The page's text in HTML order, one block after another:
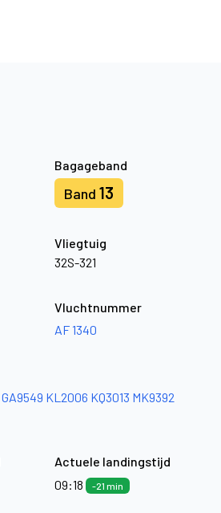
Bagageband
Band 13
Vliegtuig
32S-321
Vluchtnummer
AF 1340
GA9549 KL2006 KQ3013 MK9392
Actuele landingstijd
09:18
-21 min